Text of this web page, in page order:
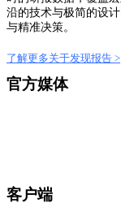
沿的技术与极简的设
与精准决策。
了解更多关于发现报告 >
官方媒体
客户端